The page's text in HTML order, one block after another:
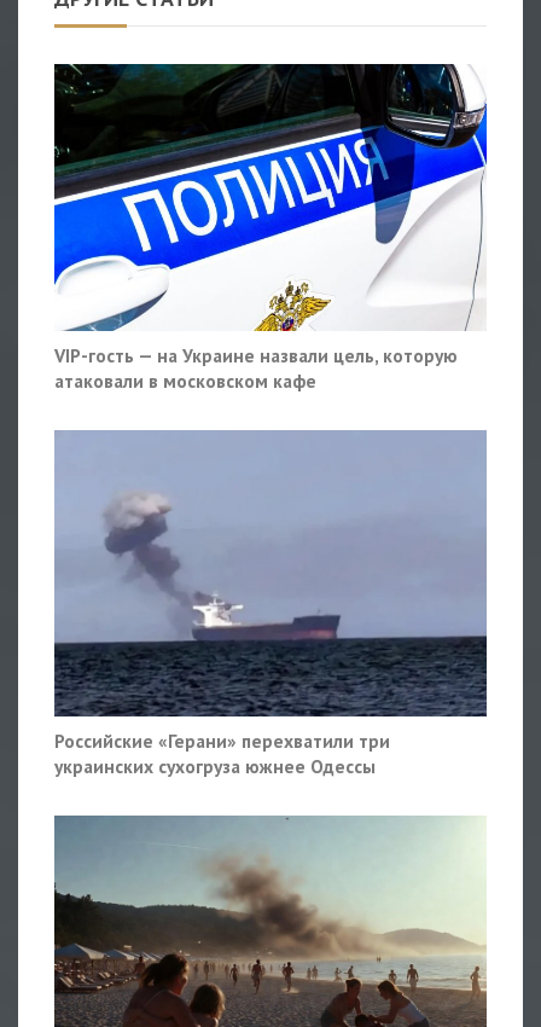
VIP-гость — на Украине назвали цель, которую
атаковали в московском кафе
Российские «Герани» перехватили три
украинских сухогруза южнее Одессы